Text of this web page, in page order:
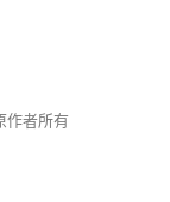
作者所有